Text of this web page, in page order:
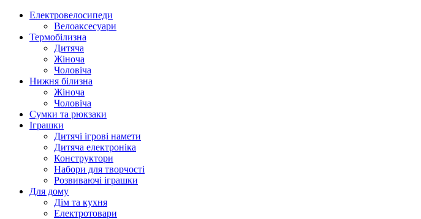
Електровелосипеди
Велоаксесуари
Термобілизна
Дитяча
Жіноча
Чоловіча
Нижня білизна
Жіноча
Чоловіча
Сумки та рюкзаки
Іграшки
Дитячі ігрові намети
Дитяча електроніка
Конструктори
Набори для творчості
Розвиваючі іграшки
Для дому
Дім та кухня
Електротовари